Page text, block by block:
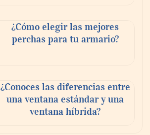
¿Cómo elegir las mejores
perchas para tu armario?
¿Conoces las diferencias entre
una ventana estándar y una
ventana híbrida?